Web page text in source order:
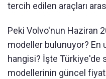
tercih edilen araçları
Peki Volvo'nun Haziran
modeller bulunuyor? En
hangisi? İşte Türkiye'de
modellerinin güncel